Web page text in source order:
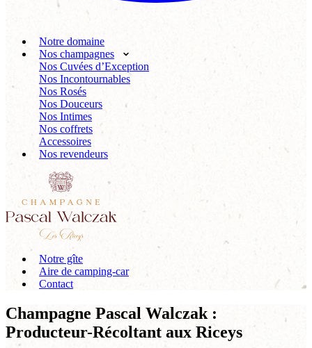
Notre domaine
Nos champagnes
Nos Cuvées d’Exception
Nos Incontournables
Nos Rosés
Nos Douceurs
Nos Intimes
Nos coffrets
Accessoires
Nos revendeurs
Notre gîte
Aire de camping-car
Contact
Champagne Pascal Walczak :
Producteur-Récoltant aux Riceys